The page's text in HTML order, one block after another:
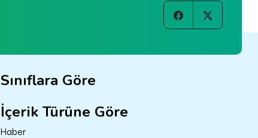
Sınıflara Göre
İçerik Türüne Göre
Haber